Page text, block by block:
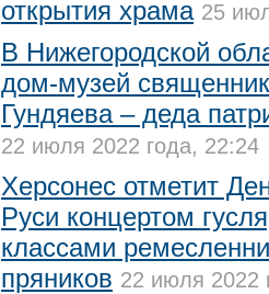
открытия храма 25
В Нижегородской
дом-музей
Гундяева – деда
22 июля 2022 года, 22:24
Херсонес отметит
Руси концертом
классами
пряников 22 июля 2022